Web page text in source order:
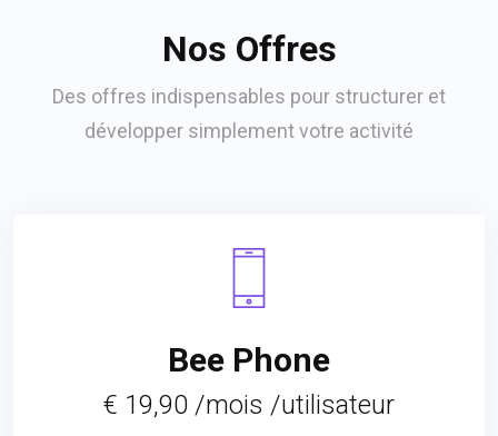
Nos Offres
Des offres indispensables pour structurer et
développer simplement votre activité
Bee Phone
€ 19,90 /mois /utilisateur